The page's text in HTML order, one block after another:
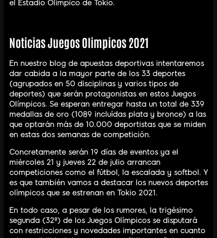
el Estadio Olímpico de Tokio.
Noticias Juegos Olimpicos 2021
En nuestro blog de apuestas deportivas intentaremos
dar cabida a la mayor parte de los 33 deportes
(agrupados en 50 disciplinas y varios tipos de
deportes) que serán protagonistas en estos Juegos
Olímpicos. Se esperan entregar hasta un total de 339
medallas de oro (1089 incluídas plata y bronce) a las
que optarán más de 10.000 deportistas que se miden
en estas dos semanas de competición.
Concretamente serán 19 días de eventos ya el
miércoles 21 y jueves 22 de julio arrancan
competiciones como el fútbol, la escalada y softbol. Y
es que también vamos a destacar los nuevos deportes
olímpicos que se estrenan en Tokio 2021.
En todo caso, a pesar de los rumores, la trigésimo
segunda (32º) de los Juegos Olímpicos se disputará
con restricciones y novedades importantes en cuanto